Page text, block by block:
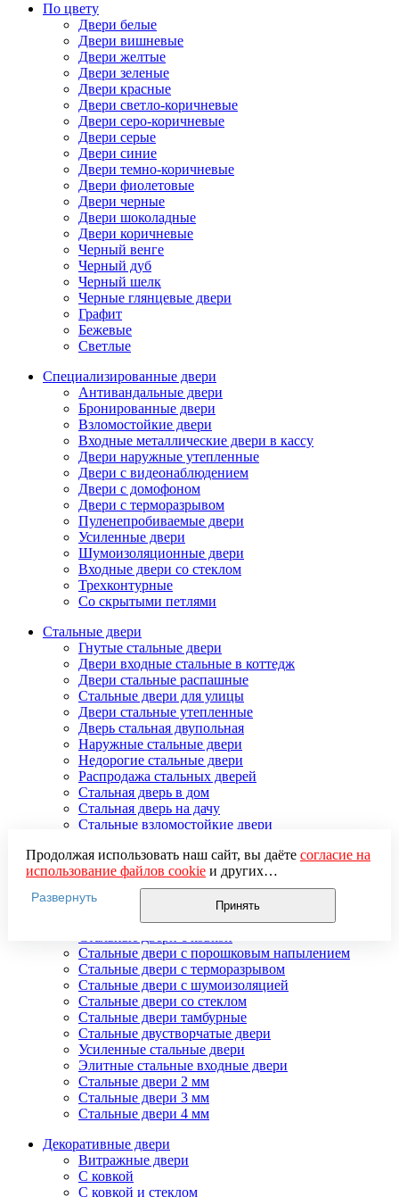
По цвету
Двери белые
Двери вишневые
Двери желтые
Двери зеленые
Двери красные
Двери светло-коричневые
Двери серо-коричневые
Двери серые
Двери синие
Двери темно-коричневые
Двери фиолетовые
Двери черные
Двери шоколадные
Двери коричневые
Черный венге
Черный дуб
Черный шелк
Черные глянцевые двери
Графит
Бежевые
Светлые
Специализированные двери
Антивандальные двери
Бронированные двери
Взломостойкие двери
Входные металлические двери в кассу
Двери наружные утепленные
Двери с видеонаблюдением
Двери с домофоном
Двери с терморазрывом
Пуленепробиваемые двери
Усиленные двери
Шумоизоляционные двери
Входные двери со стеклом
Трехконтурные
Со скрытыми петлями
Стальные двери
Гнутые стальные двери
Двери входные стальные в коттедж
Двери стальные распашные
Стальные двери для улицы
Двери стальные утепленные
Дверь стальная двупольная
Наружные стальные двери
Недорогие стальные двери
Распродажа стальных дверей
Стальная дверь в дом
Стальная дверь на дачу
Стальные взломостойкие двери
Стальные двери в подъезд
Стальные двери внутреннего открывания
Стальные двери массив
Стальные двери мдф
Стальные двери с зеркалом
Стальные двери с порошковым напылением
Стальные двери с терморазрывом
Стальные двери с шумоизоляцией
Стальные двери со стеклом
Стальные двери тамбурные
Стальные двустворчатые двери
Усиленные стальные двери
Элитные стальные входные двери
Стальные двери 2 мм
Стальные двери 3 мм
Стальные двери 4 мм
Декоративные двери
Витражные двери
С ковкой
С ковкой и стеклом
Продолжая использовать наш сайт, вы даёте согласие на
использование файлов cookieи других
пользовательских данных (включая IP-адрес, сведения о
местоположении, устройстве, действиях на сайте и т. п.)
для функционирования сайта, проведения
использования систем аналитики (например,
Яндекс.Метрика), в соответствии с нашей
обработки персональных данных.
Если вы не хотите, чтобы ваши данные обрабатывались,
настройте ограничения в браузере или покиньте сайт.
Развернуть
Принять